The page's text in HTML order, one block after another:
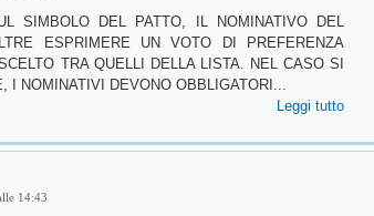
SIMBOLO DEL PATTO, IL NOMINATIVO DEL
ESPRIMERE UN VOTO DI PREFERENZA
TRA QUELLI DELLA LISTA. NEL CASO SI
I NOMINATIVI DEVONO OBBLIGATORI...
Leggi tutto
14:43